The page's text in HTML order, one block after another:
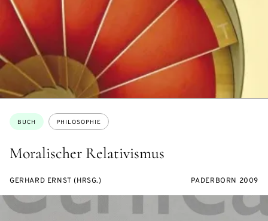
Moralischer Relativismus
Themen:
BUCH PHILOSOPHIE
GERHARD ERNST (HRSG.) PADERBORN 2009